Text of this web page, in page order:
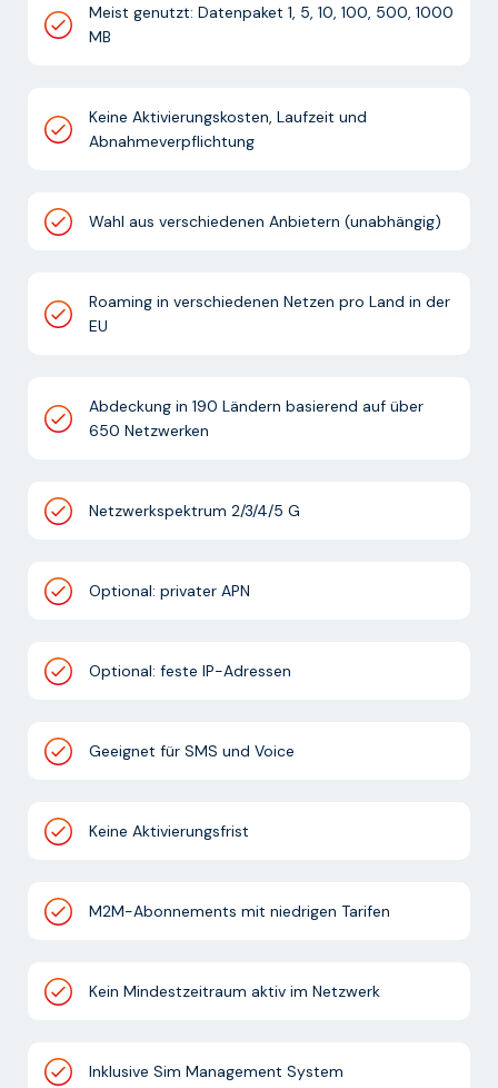
Meist genutzt: Datenpaket 1, 5, 10, 100, 500, 1000
MB
Keine Aktivierungskosten, Laufzeit und
Abnahmeverpflichtung
Wahl aus verschiedenen Anbietern (unabhängig)
Roaming in verschiedenen Netzen pro Land in der
EU
Abdeckung in 190 Ländern basierend auf über
650 Netzwerken
Netzwerkspektrum 2/3/4/5 G
Optional: privater APN
Optional: feste IP-Adressen
Geeignet für SMS und Voice
Keine Aktivierungsfrist
M2M-Abonnements mit niedrigen Tarifen
Kein Mindestzeitraum aktiv im Netzwerk
Inklusive Sim Management System